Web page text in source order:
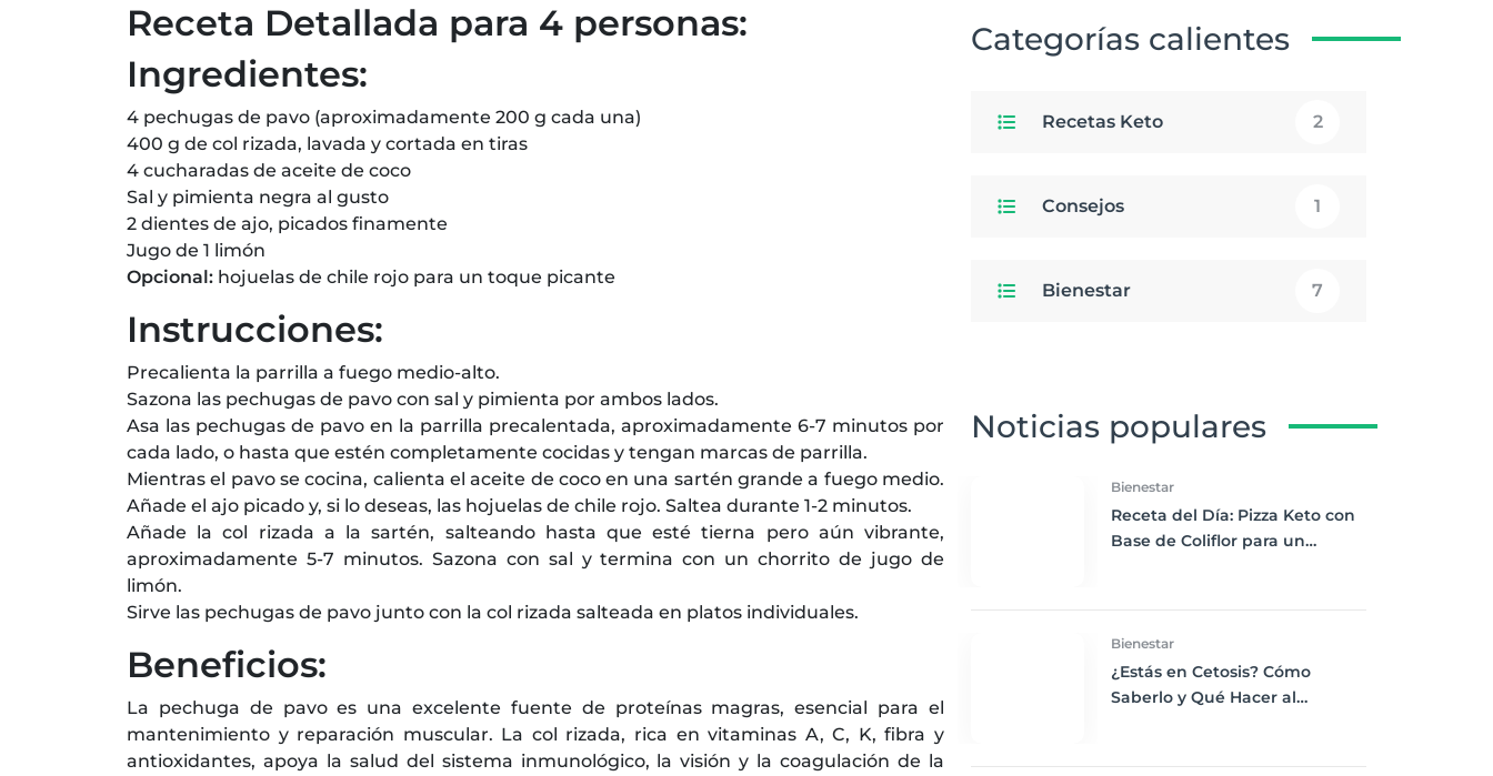
Receta Detallada para 4 personas:
Ingredientes:
4 pechugas de pavo (aproximadamente 200 g cada una)
400 g de col rizada, lavada y cortada en tiras
4 cucharadas de aceite de coco
Sal y pimienta negra al gusto
2 dientes de ajo, picados finamente
Jugo de 1 limón
Opcional: hojuelas de chile rojo para un toque picante
Instrucciones:
Precalienta la parrilla a fuego medio-alto.
Sazona las pechugas de pavo con sal y pimienta por ambos lados.
Asa las pechugas de pavo en la parrilla precalentada, aproximadamente 6-7 minutos por
cada lado, o hasta que estén completamente cocidas y tengan marcas de parrilla.
Mientras el pavo se cocina, calienta el aceite de coco en una sartén grande a fuego medio.
Añade el ajo picado y, si lo deseas, las hojuelas de chile rojo. Saltea durante 1-2 minutos.
Añade la col rizada a la sartén, salteando hasta que esté tierna pero aún vibrante,
aproximadamente 5-7 minutos. Sazona con sal y termina con un chorrito de jugo de
limón.
Sirve las pechugas de pavo junto con la col rizada salteada en platos individuales.
Beneficios:
La pechuga de pavo es una excelente fuente de proteínas magras, esencial para el
mantenimiento y reparación muscular. La col rizada, rica en vitaminas A, C, K, fibra y
antioxidantes, apoya la salud del sistema inmunológico, la visión y la coagulación de la
Categorías calientes
Recetas Keto 2
Consejos 1
Bienestar 7
Noticias populares
Bienestar
Receta del Día: Pizza Keto con
Base de Coliflor para un
Bienestar
¿Estás en Cetosis? Cómo
Saberlo y Qué Hacer al